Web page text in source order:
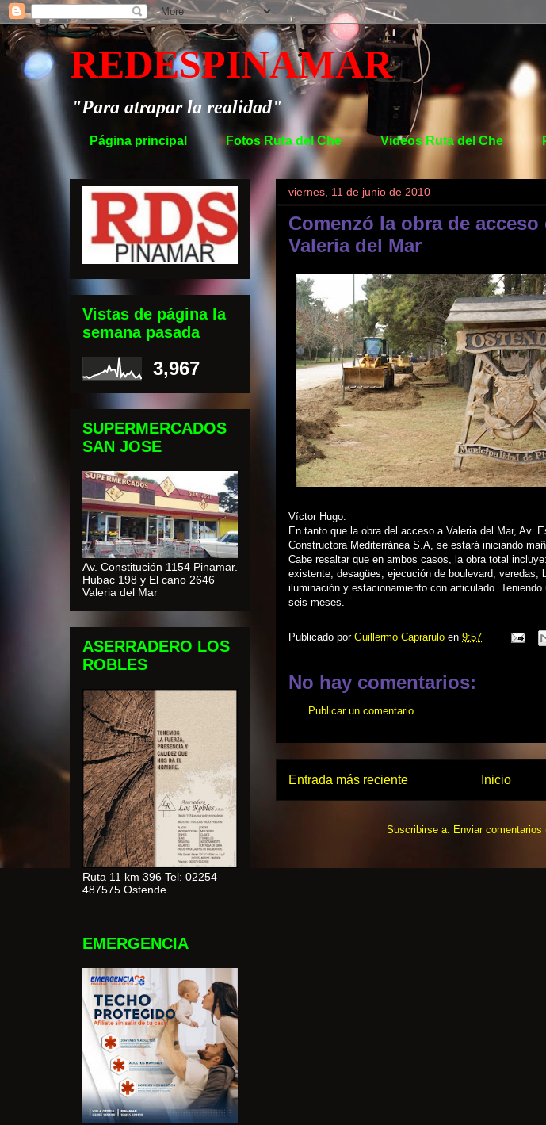
REDESPINAMAR
"Para atrapar la realidad"
Página principal Fotos Ruta del Che Videos Ruta del Che
viernes, 11 de junio de 2010
Comenzó la obra de acceso
Valeria del Mar
Víctor Hugo.
En tanto que la obra del acceso a Valeria del Mar, Av.
Constructora Mediterránea S.A, se estará iniciando
Cabe resaltar que en ambos casos, la obra total
existente, desagües, ejecución de boulevard, veredas,
iluminación y estacionamiento con articulado.
seis meses.
Publicado por Guillermo Caprarulo en 9:57
No hay comentarios:
Publicar un comentario
Entrada más reciente Inicio
Suscribirse a: Enviar comentarios
Vistas de página la
semana pasada
3,967
SUPERMERCADOS
SAN JOSE
Av. Constitución 1154 Pinamar.
Hubac 198 y El cano 2646
Valeria del Mar
ASERRADERO LOS
ROBLES
Ruta 11 km 396 Tel: 02254
487575 Ostende
EMERGENCIA